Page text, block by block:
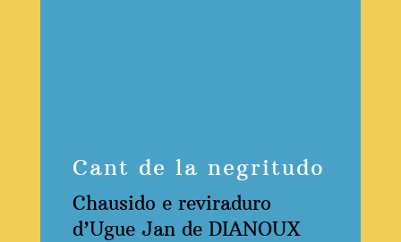
Cant de la negritudo
Chausido e reviraduro
d’Ugue Jan de DIANOUX